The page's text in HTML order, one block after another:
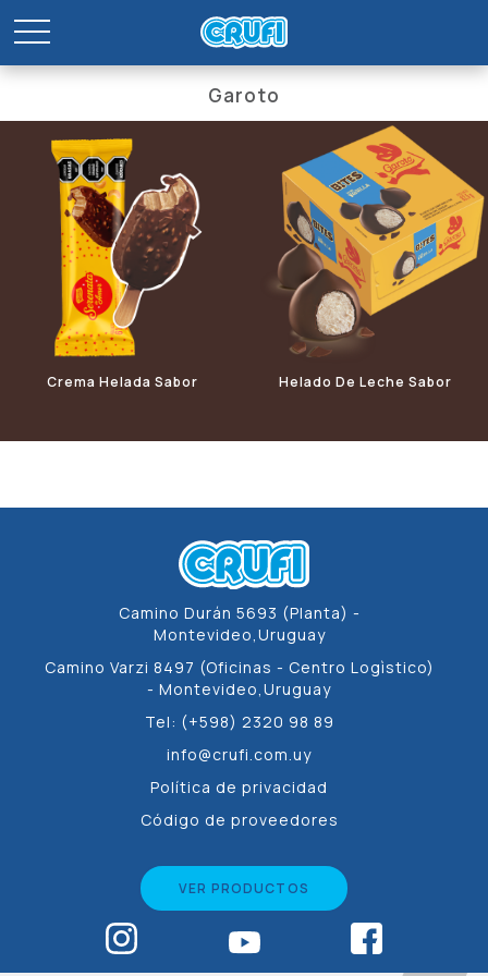
Garoto
HELADOS CONGELADOS
Premium Italiana Light Clásica
Crema Helada Sabor
Cobertura Simil Chocolate Y
Garoto
Helado De Leche Sabor
Chocolate
Camino Durán 5693 (Planta) -
Montevideo,Uruguay
Camino Varzi 8497 (Oficinas - Centro Logìstico)
- Montevideo,Uruguay
Tel: (+598) 2320 98 89
info@crufi.com.uy
Política de privacidad
Código de proveedores
VER PRODUCTOS